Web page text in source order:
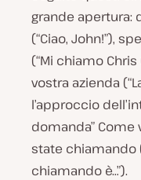
grande apertura:
(“Ciao, John!”),
(“Mi chiamo Chris
vostra azienda (
l’approccio
domanda” Come
state chiamando
chiamando è…”).